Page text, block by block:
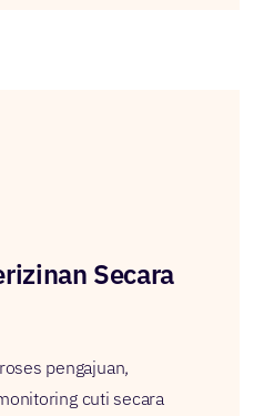
Secara
pengajuan,
cuti secara